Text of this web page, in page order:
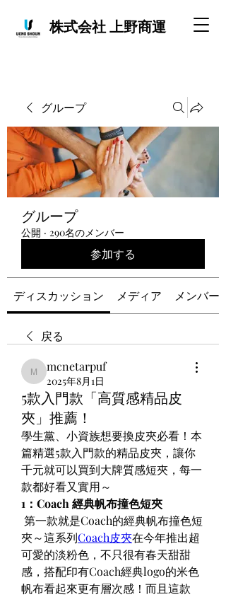
株式会社 上野商運
グループ
グループ
公開 · 290名のメンバー
参加する
ディスカッション メディア メンバー
戻る
mcnetarpuf
mcnetarpuf
2025年8月1日
5款入門款「高質感精品皮
夾」推薦！
學生黨、小資族想要換皮夾必看！本
篇精選5款入門款的精品皮夾，讓你
千元就可以買到大牌質感短夾，每一
款都好看又實用～
1：Coach 經典帆布撞色短夾
第一款就是Coach的經典帆布撞色短
夾～這系列Coach皮夾在今年推出超
可愛的淡粉色，不只很有春天甜甜
感，搭配印有Coach經典logo的米色
帆布看起來更有層次感！而且這款